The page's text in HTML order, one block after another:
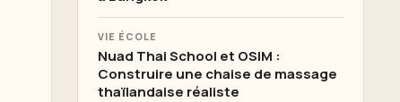
VIE ÉCOLE
Nuad Thai School et OSIM :
Construire une chaise de massage
thaïlandaise réaliste